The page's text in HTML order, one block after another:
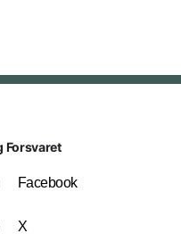
Forsvaret
Facebook
X